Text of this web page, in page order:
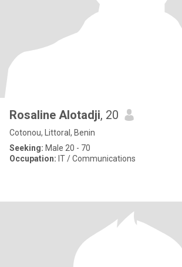
Rosaline Alotadji, 20
Cotonou, Littoral, Benin
Seeking: Male 20 - 70
Occupation: IT / Communications